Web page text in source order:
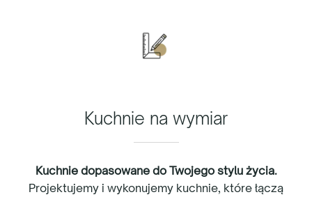
Kuchnie na wymiar
Kuchnie dopasowane do Twojego stylu życia.
Projektujemy i wykonujemy kuchnie, które łączą